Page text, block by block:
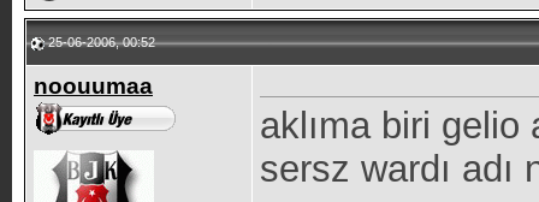
25-06-2006, 00:52
noouumaa
aklıma biri gelio
sersz wardı adı